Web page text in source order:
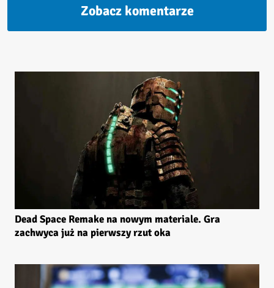
Zobacz komentarze
Dead Space Remake na nowym materiale. Gra
zachwyca już na pierwszy rzut oka